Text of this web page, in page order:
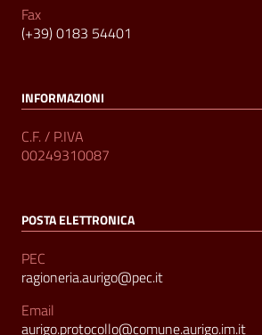
Fax
(+39) 0183 54401
INFORMAZIONI
C.F. / P.IVA
00249310087
POSTA ELETTRONICA
PEC
ragioneria.aurigo@pec.it
Email
aurigo.protocollo@comune.aurigo.im.it